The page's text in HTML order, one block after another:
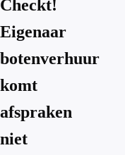
Checkt!
Eigenaar
botenverhuur
komt
afspraken
niet